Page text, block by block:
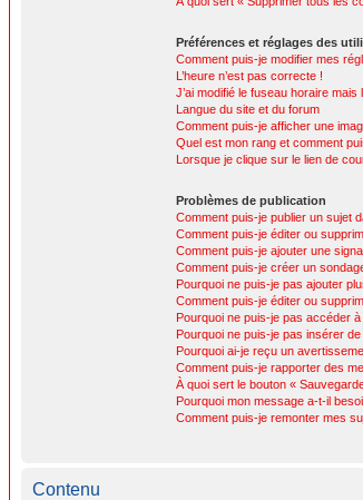
Préférences et réglages des
Comment puis-je modifier mes
L’heure n’est pas correcte !
J’ai modifié le fuseau horaire mais
Langue du site et du forum
Comment puis-je afficher une
Quel est mon rang et comment
Lorsque je clique sur le lien de
Problèmes de publication
Comment puis-je publier un sujet
Comment puis-je éditer ou
Comment puis-je ajouter une
Comment puis-je créer un
Pourquoi ne puis-je pas ajouter
Comment puis-je éditer ou
Pourquoi ne puis-je pas accéder
Pourquoi ne puis-je pas insérer
Pourquoi ai-je reçu un
Comment puis-je rapporter des
À quoi sert le bouton «
Pourquoi mon message a-t-il
Comment puis-je remonter mes
Contenu